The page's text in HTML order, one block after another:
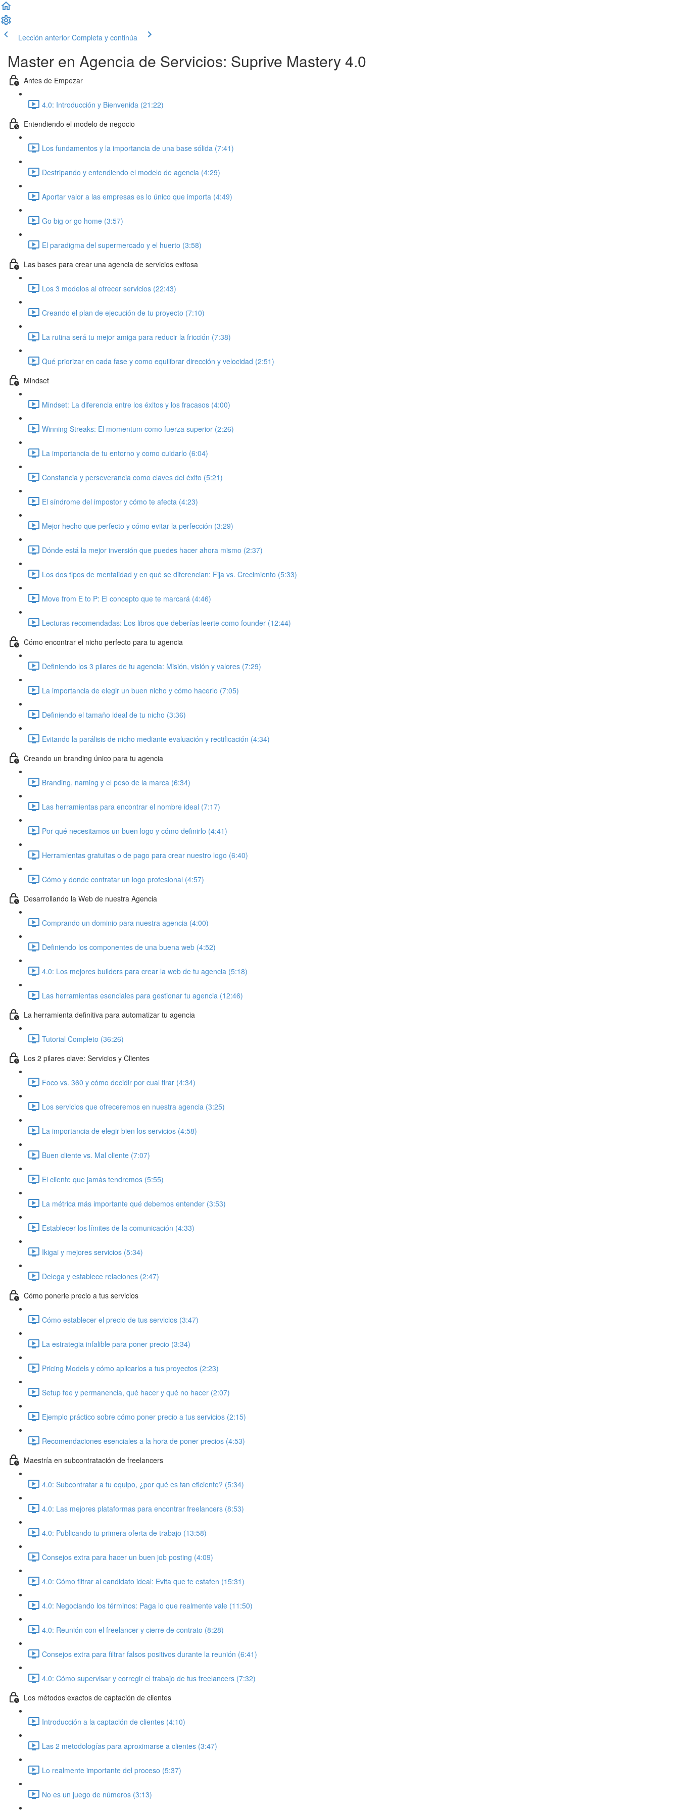
Lección anterior Completa y continúa
Master en Agencia de Servicios: Suprive Mastery 4.0
Antes de Empezar
4.0: Introducción y Bienvenida (21:22)
Entendiendo el modelo de negocio
Los fundamentos y la importancia de una base sólida (7:41)
Destripando y entendiendo el modelo de agencia (4:29)
Aportar valor a las empresas es lo único que importa (4:49)
Go big or go home (3:57)
El paradigma del supermercado y el huerto (3:58)
Las bases para crear una agencia de servicios exitosa
Los 3 modelos al ofrecer servicios (22:43)
Creando el plan de ejecución de tu proyecto (7:10)
La rutina será tu mejor amiga para reducir la fricción (7:38)
Qué priorizar en cada fase y como equilibrar dirección y velocidad (2:51)
Mindset
Mindset: La diferencia entre los éxitos y los fracasos (4:00)
Winning Streaks: El momentum como fuerza superior (2:26)
La importancia de tu entorno y como cuidarlo (6:04)
Constancia y perseverancia como claves del éxito (5:21)
El síndrome del impostor y cómo te afecta (4:23)
Mejor hecho que perfecto y cómo evitar la perfección (3:29)
Dónde está la mejor inversión que puedes hacer ahora mismo (2:37)
Los dos tipos de mentalidad y en qué se diferencian: Fija vs. Crecimiento (5:33)
Move from E to P: El concepto que te marcará (4:46)
Lecturas recomendadas: Los libros que deberías leerte como founder (12:44)
Cómo encontrar el nicho perfecto para tu agencia
Definiendo los 3 pilares de tu agencia: Misión, visión y valores (7:29)
La importancia de elegir un buen nicho y cómo hacerlo (7:05)
Definiendo el tamaño ideal de tu nicho (3:36)
Evitando la parálisis de nicho mediante evaluación y rectificación (4:34)
Creando un branding único para tu agencia
Branding, naming y el peso de la marca (6:34)
Las herramientas para encontrar el nombre ideal (7:17)
Por qué necesitamos un buen logo y cómo definirlo (4:41)
Herramientas gratuitas o de pago para crear nuestro logo (6:40)
Cómo y donde contratar un logo profesional (4:57)
Desarrollando la Web de nuestra Agencia
Comprando un dominio para nuestra agencia (4:00)
Definiendo los componentes de una buena web (4:52)
4.0: Los mejores builders para crear la web de tu agencia (5:18)
Las herramientas esenciales para gestionar tu agencia (12:46)
La herramienta definitiva para automatizar tu agencia
Tutorial Completo (36:26)
Los 2 pilares clave: Servicios y Clientes
Foco vs. 360 y cómo decidir por cual tirar (4:34)
Los servicios que ofreceremos en nuestra agencia (3:25)
La importancia de elegir bien los servicios (4:58)
Buen cliente vs. Mal cliente (7:07)
El cliente que jamás tendremos (5:55)
La métrica más importante qué debemos entender (3:53)
Establecer los límites de la comunicación (4:33)
Ikigai y mejores servicios (5:34)
Delega y establece relaciones (2:47)
Cómo ponerle precio a tus servicios
Cómo establecer el precio de tus servicios (3:47)
La estrategia infalible para poner precio (3:34)
Pricing Models y cómo aplicarlos a tus proyectos (2:23)
Setup fee y permanencia, qué hacer y qué no hacer (2:07)
Ejemplo práctico sobre cómo poner precio a tus servicios (2:15)
Recomendaciones esenciales a la hora de poner precios (4:53)
Maestría en subcontratación de freelancers
4.0: Subcontratar a tu equipo, ¿por qué es tan eficiente? (5:34)
4.0: Las mejores plataformas para encontrar freelancers (8:53)
4.0: Publicando tu primera oferta de trabajo (13:58)
Consejos extra para hacer un buen job posting (4:09)
4.0: Cómo filtrar al candidato ideal: Evita que te estafen (15:31)
4.0: Negociando los términos: Paga lo que realmente vale (11:50)
4.0: Reunión con el freelancer y cierre de contrato (8:28)
Consejos extra para filtrar falsos positivos durante la reunión (6:41)
4.0: Cómo supervisar y corregir el trabajo de tus freelancers (7:32)
Los métodos exactos de captación de clientes
Introducción a la captación de clientes (4:10)
Las 2 metodologías para aproximarse a clientes (3:47)
Lo realmente importante del proceso (5:37)
No es un juego de números (3:13)